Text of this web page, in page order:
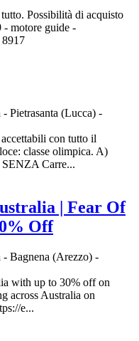
Possibilità di acquisto
- motore guide -
8917
- Pietrasanta (Lucca) -
con tutto il
classe olimpica. A)
Carre...
| Fear Of
Off
- Bagnena (Arezzo) -
with up to 30% off on
across Australia on
e...